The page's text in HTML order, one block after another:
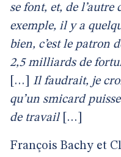
se font, et, de l’autre
exemple, il y a
bien, c’est le patron
2,5 milliards de
[…] Il faudrait, je
qu’un smicard
de travail[…]
François Bachy et